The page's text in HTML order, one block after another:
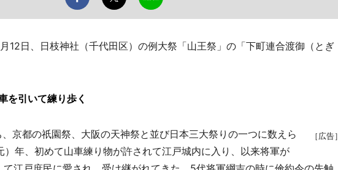
12日、日枝神社（千代田区）の例大祭「山王祭」の「下町連合渡御（とぎ
を引いて練り歩く
［広告］
京都の祇園祭、大阪の天神祭と並び日本三大祭りの一つに数えら
）年、初めて山車練り物が許されて江戸城内に入り、以来将軍が